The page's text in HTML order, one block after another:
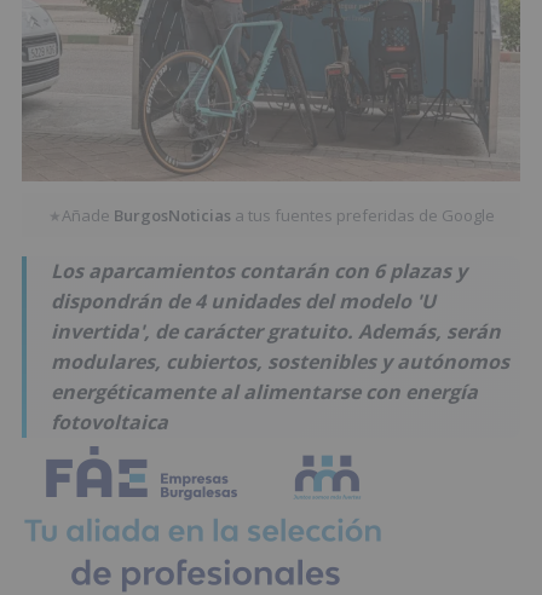
★Añade BurgosNoticias a tus fuentes preferidas de Google
Los aparcamientos contarán con 6 plazas y
dispondrán de 4 unidades del modelo 'U
invertida', de carácter gratuito. Además, serán
modulares, cubiertos, sostenibles y autónomos
energéticamente al alimentarse con energía
fotovoltaica